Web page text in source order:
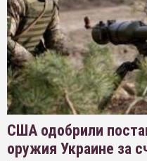
США одобрили
оружия Украине за